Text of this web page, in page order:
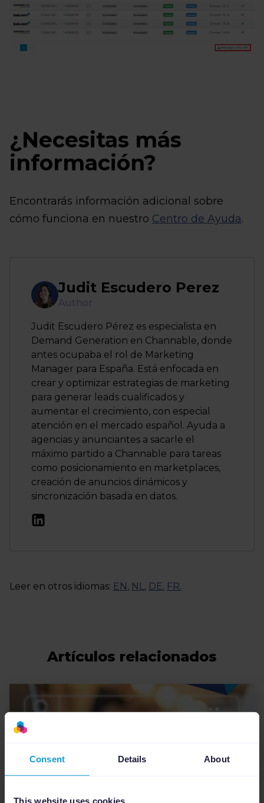
Consent Details About
This website uses cookies
¿Necesitas más
información?
Encontrarás información adicional sobre
cómo funciona en nuestro Centro de Ayuda.
Judit Escudero Perez
Author
Judit Escudero Pérez es especialista en
Demand Generation en Channable, donde
antes ocupaba el rol de Marketing
Manager para España. Está enfocada en
crear y optimizar estrategias de marketing
para generar leads cualificados y
aumentar el crecimiento, con especial
atención en el mercado español. Ayuda a
agencias y anunciantes a sacarle el
máximo partido a Channable para tareas
como posicionamiento en marketplaces,
creación de anuncios dinámicos y
sincronización basada en datos.
Leer en otros idiomas: EN, NL, DE, FR.
Artículos relacionados